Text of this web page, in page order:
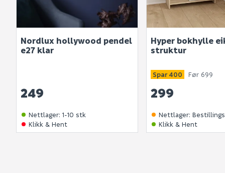
Nordlux hollywood pendel
e27 klar
249
Nettlager: 1-10 stk
Klikk & Hent
Hyper bokhylle
struktur
299
Spar 400 Før 699
Nettlager:
Klikk & Hent